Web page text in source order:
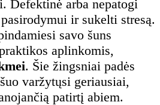
Defektinė arba nepatogi
ir sukelti stresą.
savo šuns
aplinkomis,
. Šie žingsniai padės
varžytųsi geriausiai,
patirtį abiem.